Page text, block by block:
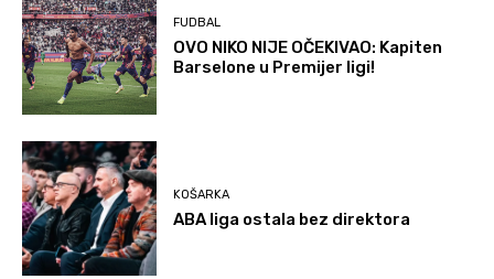
FUDBAL
OVO NIKO NIJE OČEKIVAO: Kapiten
Barselone u Premijer ligi!
KOŠARKA
ABA liga ostala bez direktora